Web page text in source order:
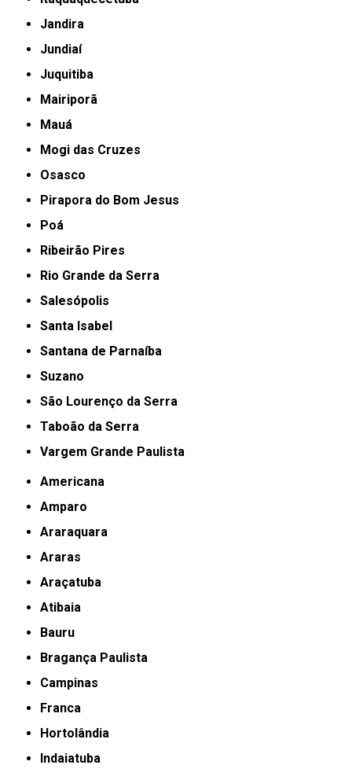
Jandira
Jundiaí
Juquitiba
Mairiporã
Mauá
Mogi das Cruzes
Osasco
Pirapora do Bom Jesus
Poá
Ribeirão Pires
Rio Grande da Serra
Salesópolis
Santa Isabel
Santana de Parnaíba
Suzano
São Lourenço da Serra
Taboão da Serra
Vargem Grande Paulista
Americana
Amparo
Araraquara
Araras
Araçatuba
Atibaia
Bauru
Bragança Paulista
Campinas
Franca
Hortolândia
Indaiatuba